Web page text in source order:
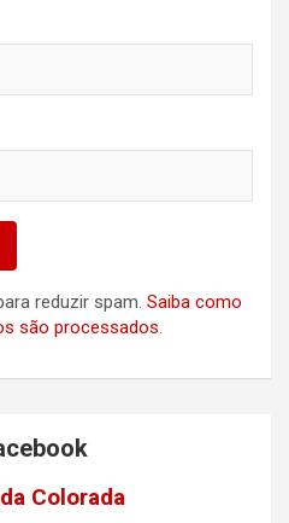
reduzir spam. Saiba como
são processados.
Colorada